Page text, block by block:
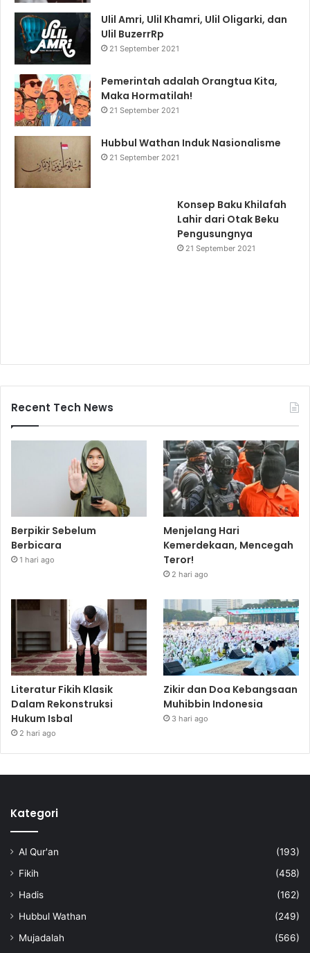
Ulil Amri, Ulil Khamri, Ulil Oligarki, dan
Ulil BuzerrRp
21 September 2021
Pemerintah adalah Orangtua Kita,
Maka Hormatilah!
21 September 2021
Hubbul Wathan Induk Nasionalisme
21 September 2021
Konsep Baku Khilafah
Lahir dari Otak Beku
Pengusungnya
21 September 2021
Recent Tech News
Berpikir Sebelum
Berbicara
1 hari ago
Menjelang Hari
Kemerdekaan, Mencegah
Teror!
2 hari ago
Literatur Fikih Klasik
Dalam Rekonstruksi
Hukum Isbal
2 hari ago
Zikir dan Doa Kebangsaan
Muhibbin Indonesia
3 hari ago
Kategori
Al Qur'an
(193)
Fikih
(458)
Hadis
(162)
Hubbul Wathan
(249)
Mujadalah
(566)